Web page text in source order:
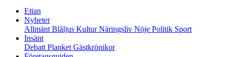
Ettan
Nyheter
Allmänt Blåljus KulturNäringsliv Nöje Politik Sport
Insänt
Debatt Planket Gästkrönikor